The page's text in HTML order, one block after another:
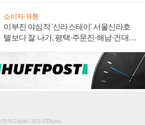
소비자·유통
이부진 야심작 '신라스테이' 서울신라호
텔보다 잘 나가, 평택·주문진·해남·건대로
재 0 byte / 최대 400byte)